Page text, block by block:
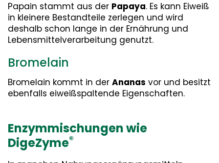
Papain stammt aus der Papaya. Es kann Eiweiß
in kleinere Bestandteile zerlegen und wird
deshalb schon lange in der Ernährung und
Lebensmittelverarbeitung genutzt.
Bromelain
Bromelain kommt in der Ananas vor und besitzt
ebenfalls eiweißspaltende Eigenschaften.
Enzymmischungen wie
DigeZyme®